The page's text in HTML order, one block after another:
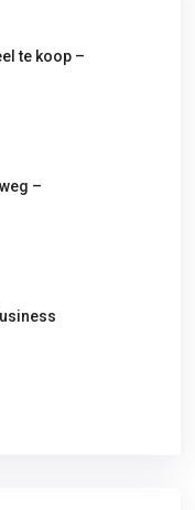
te koop –
–